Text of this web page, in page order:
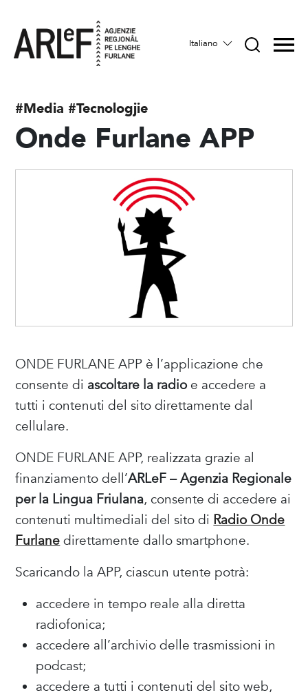
Italiano
#Media #Tecnologjie
Onde Furlane APP
ONDE FURLANE APP è l’applicazione che
consente di ascoltare la radio e accedere a
tutti i contenuti del sito direttamente dal
cellulare.
ONDE FURLANE APP, realizzata grazie al
finanziamento dell’ARLeF – Agenzia Regionale
per la Lingua Friulana, consente di accedere ai
contenuti multimediali del sito di Radio Onde
Furlanedirettamente dallo smartphone.
Scaricando la APP, ciascun utente potrà:
accedere in tempo reale alla diretta
radiofonica;
accedere all’archivio delle trasmissioni in
podcast;
accedere a tutti i contenuti del sito web,